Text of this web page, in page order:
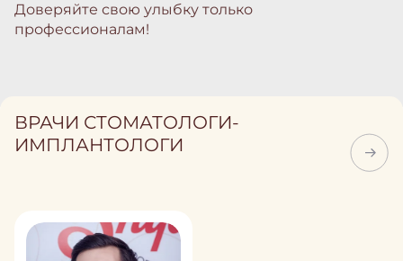
Доверяйте свою улыбку только
профессионалам!
ВРАЧИ СТОМАТОЛОГИ-
ИМПЛАНТОЛОГИ